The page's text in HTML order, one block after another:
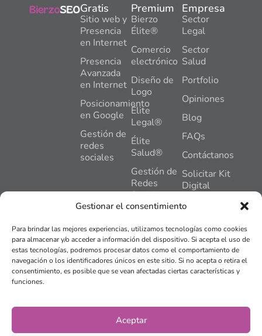
Gestionar el consentimiento
Para brindar las mejores experiencias, utilizamos tecnologías como cookies
para almacenar y/o acceder a información del dispositivo. Si acepta el uso de
estas tecnologías, podremos procesar datos como el comportamiento de
navegación o los identificadores únicos en este sitio. Si no acepta o retira el
consentimiento, es posible que se vean afectadas ciertas características y
funciones.
Aceptar
Gratis
Sitio web y
Presencia
en Internet
Presencia
Avanzada
en Internet
Posicionamiento
en Google
Gestión de
redes
sociales
Premium
Bierzo
Élite®
Comercio
electrónico
Diseño de
Logo
Élite
Legal®
Élite
Salud®
Gestión de
Redes
Sociales
Hosting +
Mantenimiento
Web
Plan
Impulso®
Empresa
Sector
Legal
Sector
Salud
Portfolio
Opiniones
Blog
FAQs
Contáctanos
Solicitar Kit
Digital
Pl,1,
Oficina 2,
24402,
Ponferrada,
© 2015 -2026BIERZO
SEO Y MARKETING SLU.
Todos los derechos